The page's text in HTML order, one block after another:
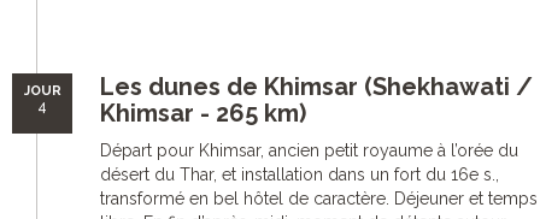
JOUR
4
Les dunes de Khimsar (Shekhawati /
Khimsar - 265 km)
Départ pour Khimsar, ancien petit royaume à l’orée du
désert du Thar, et installation dans un fort du 16e s.,
transformé en bel hôtel de caractère. Déjeuner et temps